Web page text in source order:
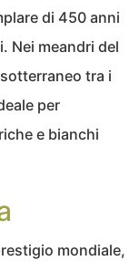
di 450 anni
Nei meandri del
tra i
per
e bianchi
mondiale,